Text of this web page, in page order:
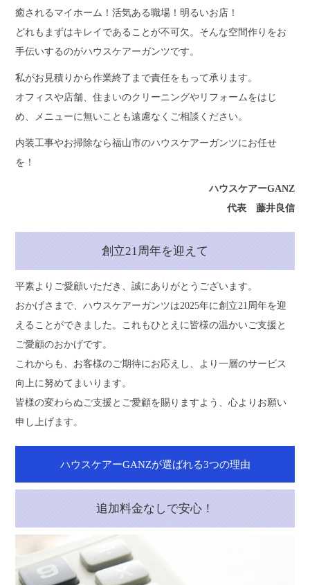
癒されるマイホーム！活気ある職場！明るいお店！
どれもまずはキレイであることが不可欠。そんな空間作りをお
手伝いするのがハウスケアーガンツです。
私がお見積りから作業終了まで責任をもって承ります。
オフィスや店舗、住まいのクリーニングやリフォームをはじ
め、メニューに無いことも遠慮なくご相談ください。
内装工事やお掃除なら福山市のハウスケアーガンツにお任せ
を！
ハウスケアーGANZ
代表 藤井良信
創立21周年を迎えて
平素よりご愛顧いただき、誠にありがとうございます。
おかげさまで、ハウスケアーガンツは2025年に創立21周年を迎
えることができました。これもひとえに皆様の温かいご支援と
ご愛顧のおかげです。
これからも、お客様のご期待にお応えし、より一層のサービス
向上に努めてまいります。
皆様の変わらぬご支援とご愛顧を賜りますよう、心よりお願い
申し上げます。
ハウスケアーGANZが選ばれる3つの理由
追加料金なしで安心！